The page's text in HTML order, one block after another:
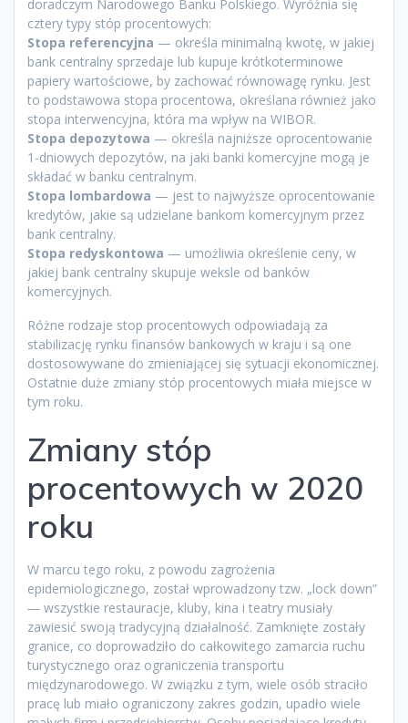
doradczym Narodowego Banku Polskiego. Wyróżnia się
cztery typy stóp procentowych:
Stopa referencyjna — określa minimalną kwotę, w jakiej
bank centralny sprzedaje lub kupuje krótkoterminowe
papiery wartościowe, by zachować równowagę rynku. Jest
to podstawowa stopa procentowa, określana również jako
stopa interwencyjna, która ma wpływ na WIBOR.
Stopa depozytowa — określa najniższe oprocentowanie
1-dniowych depozytów, na jaki banki komercyjne mogą je
składać w banku centralnym.
Stopa lombardowa — jest to najwyższe oprocentowanie
kredytów, jakie są udzielane bankom komercyjnym przez
bank centralny.
Stopa redyskontowa — umożliwia określenie ceny, w
jakiej bank centralny skupuje weksle od banków
komercyjnych.
Różne rodzaje stop procentowych odpowiadają za
stabilizację rynku finansów bankowych w kraju i są one
dostosowywane do zmieniającej się sytuacji ekonomicznej.
Ostatnie duże zmiany stóp procentowych miała miejsce w
tym roku.
Zmiany stóp
procentowych w 2020
roku
W marcu tego roku, z powodu zagrożenia
epidemiologicznego, został wprowadzony tzw. „lock down”
― wszystkie restauracje, kluby, kina i teatry musiały
zawiesić swoją tradycyjną działalność. Zamknięte zostały
granice, co doprowadziło do całkowitego zamarcia ruchu
turystycznego oraz ograniczenia transportu
międzynarodowego. W związku z tym, wiele osób straciło
pracę lub miało ograniczony zakres godzin, upadło wiele